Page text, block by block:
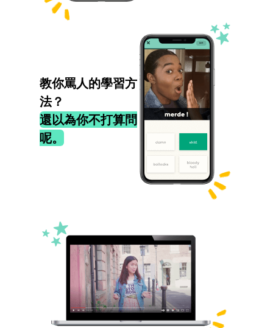
教你罵人的學習方
法？
還以為你不打算問
呢。